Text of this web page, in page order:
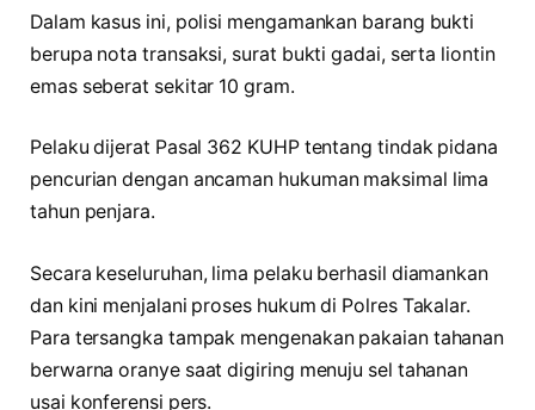
Dalam kasus ini, polisi mengamankan barang bukti
berupa nota transaksi, surat bukti gadai, serta liontin
emas seberat sekitar 10 gram.
Pelaku dijerat Pasal 362 KUHP tentang tindak pidana
pencurian dengan ancaman hukuman maksimal lima
tahun penjara.
Secara keseluruhan, lima pelaku berhasil diamankan
dan kini menjalani proses hukum di Polres Takalar.
Para tersangka tampak mengenakan pakaian tahanan
berwarna oranye saat digiring menuju sel tahanan
usai konferensi pers.